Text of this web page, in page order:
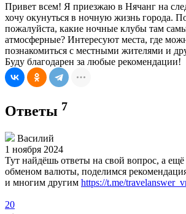
Привет всем! Я приезжаю в Нячанг на
хочу окунуться в ночную жизнь города.
пожалуйста, какие ночные клубы там
атмосферные? Интересуют места, где
познакомиться с местными жителями и
Буду благодарен за любые рекомендации!
Ответы 7
Василий
1 ноября 2024
Тут найдёшь ответы на свой вопрос, а ещё
обменом валюты, поделимся
и многим другим https://t.me/
20